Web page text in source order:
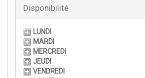
Disponibilité
LUNDI
MARDI
MERCREDI
JEUDI
VENDREDI